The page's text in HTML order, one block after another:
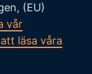
(EU)
vår
läsa våra